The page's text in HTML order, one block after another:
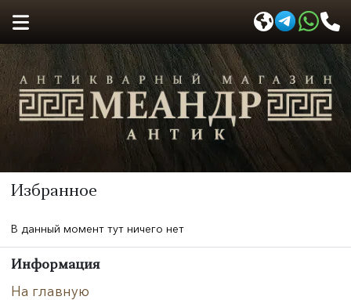
Избранное
В данный момент тут ничего нет
Информация
На главную